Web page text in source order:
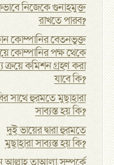
নিজেকে গুনাহমুক্ত
রাখতে পারব?
কোম্পানির বেতনভুক্ত
কোম্পানির পক্ষ থেকে
ক্রয়ে কমিশন গ্রহণ করা
যাবে কি?
সাথে হুরমতে মুছাহারা
সাব্যস্ত হয় কি?
দুই ভায়ের দ্বারা হুরমতে
মুছাহারা সাব্যস্ত হয় কি?